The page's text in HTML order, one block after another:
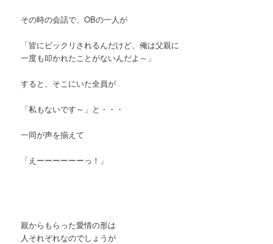
その時の会話で、OBの一人が
「皆にビックリされるんだけど、俺は父親に
一度も叩かれたことがないんだよ～」
すると、そこにいた全員が
「私もないです～」と・・・
一同が声を揃えて
「えーーーーーーっ！」
親からもらった愛情の形は
人それぞれなのでしょうが